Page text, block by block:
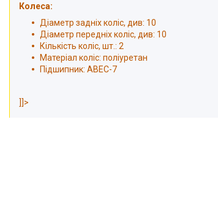
Колеса:
Діаметр задніх коліс, див: 10
Діаметр передніх коліс, див: 10
Кількість коліс, шт.: 2
Матеріал коліс: поліуретан
Підшипник: ABEC-7
]]>